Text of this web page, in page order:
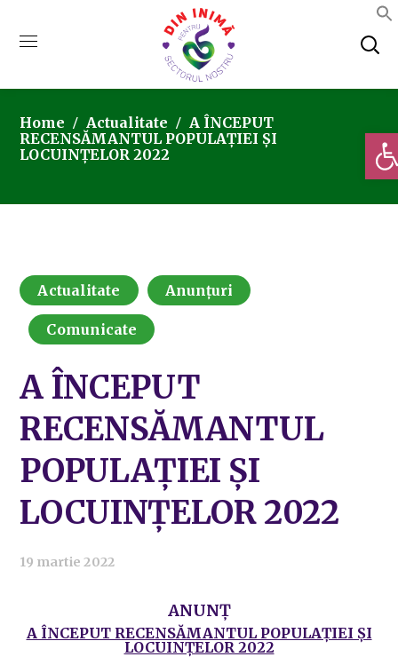
Home Actualitate
A ÎNCEPUT
RECENSĂMANTUL POPULAȚIEI ȘI
LOCUINȚELOR 2022
Actualitate Anunțuri
Comunicate
A ÎNCEPUT
RECENSĂMANTUL
POPULAȚIEI ȘI
LOCUINȚELOR 2022
19 martie 2022
ANUNȚ
A ÎNCEPUT RECENSĂMANTUL POPULAȚIEI ȘI
LOCUINȚELOR 2022